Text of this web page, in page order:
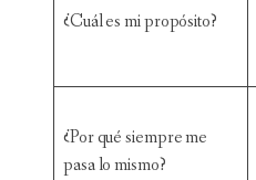
¿Cuál es mi propósito?
¿Por qué siempre me
pasa lo mismo?